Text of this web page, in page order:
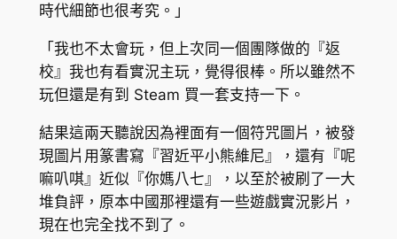
時代細節也很考究。」
「我也不太會玩，但上次同一個團隊做的『返
校』我也有看實況主玩，覺得很棒。所以雖然不
玩但還是有到 Steam 買一套支持一下。
結果這兩天聽說因為裡面有一個符咒圖片，被發
現圖片用篆書寫『習近平小熊維尼』，還有『呢
嘛叭唭』近似『你媽八七』，以至於被刷了一大
堆負評，原本中國那裡還有一些遊戲實況影片，
現在也完全找不到了。